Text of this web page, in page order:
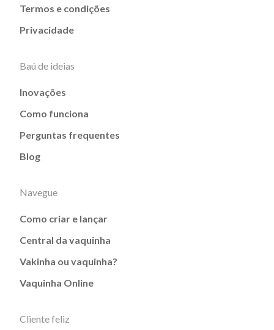
Termos e condições
Privacidade
Baú de ideias
Inovações
Como funciona
Perguntas frequentes
Blog
Navegue
Como criar e lançar
Central da vaquinha
Vakinha ou vaquinha?
Vaquinha Online
Cliente feliz